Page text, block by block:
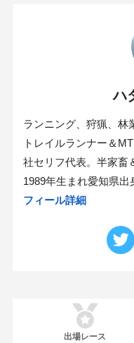
ハ
ランニング、狩猟、林
トレイルランナー＆
社セリフ代表。半家畜
1989年生まれ愛知県出
フィール詳細
出場レース